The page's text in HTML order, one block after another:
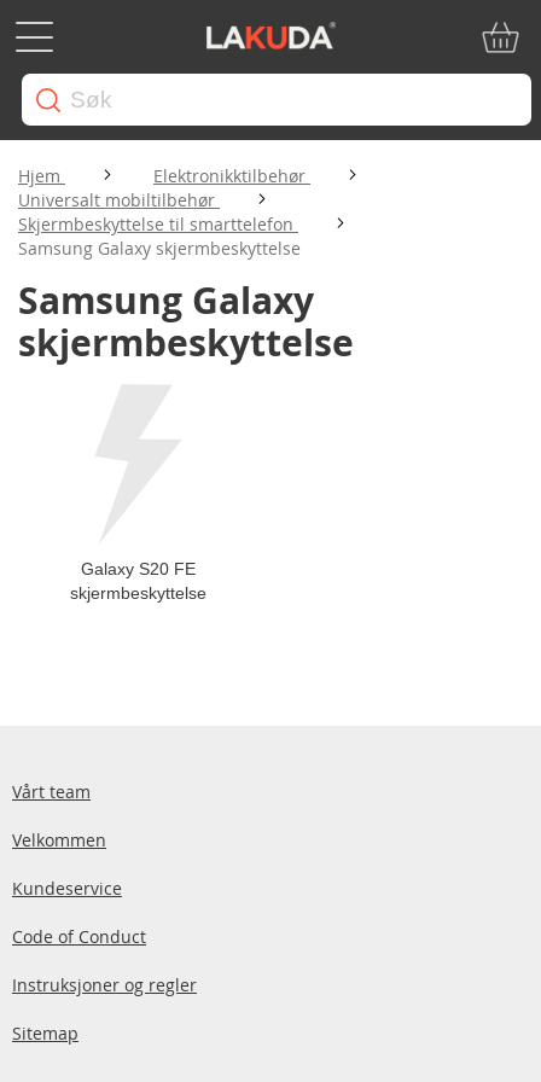
Hjem
Elektronikktilbehør
Universalt mobiltilbehør
Skjermbeskyttelse til smarttelefon
Samsung Galaxy skjermbeskyttelse
Samsung Galaxy
skjermbeskyttelse
Galaxy S20 FE
skjermbeskyttelse
Vårt team
Velkommen
Kundeservice
Code of Conduct
Instruksjoner og regler
Sitemap